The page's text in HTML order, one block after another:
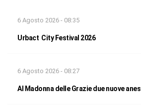
6 Agosto 2026 - 08:35
Urbact City Festival 2026
6 Agosto 2026 - 08:27
Al Madonna delle Grazie due nuove